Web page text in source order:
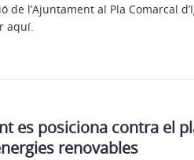
de l’Ajuntament al Pla Comarcal
aquí.
es posiciona contra el
renovables